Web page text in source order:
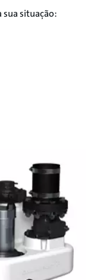
situação: